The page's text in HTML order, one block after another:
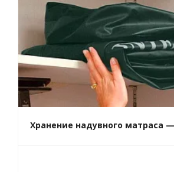
Хранение надувного матраса